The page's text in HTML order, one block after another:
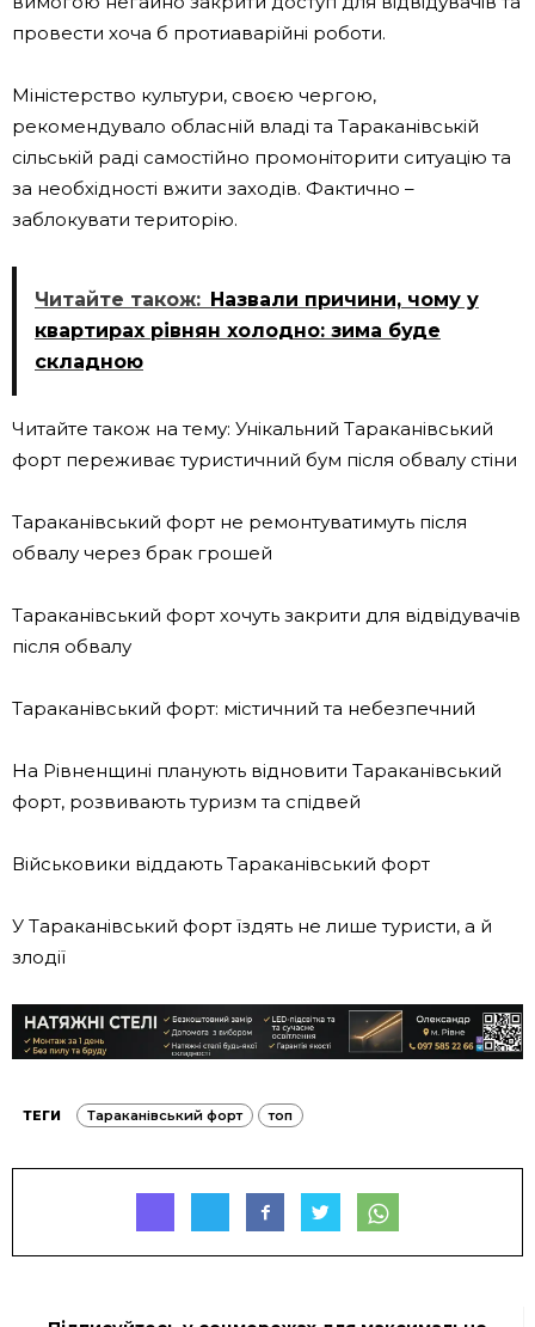
провести хоча б протиаварійні роботи.
Міністерство культури, своєю чергою,
рекомендувало обласній владі та Тараканівській
сільській раді самостійно промоніторити ситуацію та
за необхідності вжити заходів. Фактично –
заблокувати територію.
Читайте також: Назвали причини, чому у
квартирах рівнян холодно: зима буде
складною
Читайте також на тему: Унікальний Тараканівський
форт переживає туристичний бум після обвалу стіни
Тараканівський форт не ремонтуватимуть після
обвалу через брак грошей
Тараканівський форт хочуть закрити для відвідувачів
після обвалу
Тараканівський форт: містичний та небезпечний
На Рівненщині планують відновити Тараканівський
форт, розвивають туризм та спідвей
Військовики віддають Тараканівський форт
У Тараканівський форт їздять не лише туристи, а й
злодії
ТЕГИ Тараканівський форт топ